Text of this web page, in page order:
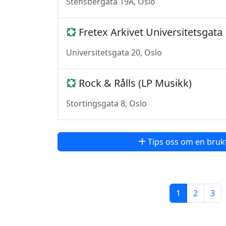
Fretex Arkivet Universitetsgata
Universitetsgata 20, Oslo
Rock & Rålls (LP Musikk)
Stortingsgata 8, Oslo
Tips oss om en
1 2 3